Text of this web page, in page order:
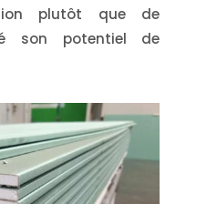
plutôt que de
son potentiel de